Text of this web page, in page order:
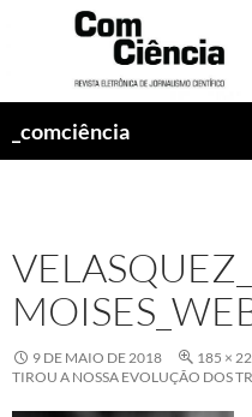
_comciência
9 DE MAIO DE 2018 185 ×
TIROU A NOSSA EVOLUÇÃO DOS